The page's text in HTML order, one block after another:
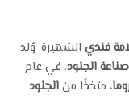
فندي الشهيرة. وُلد
صناعة الجلود. في عام
، متخذًا منالجلود